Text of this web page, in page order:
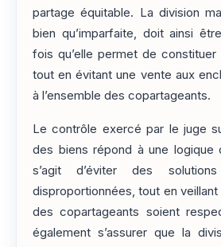
partage équitable. La division
bien qu’imparfaite, doit ainsi
fois qu’elle permet de
tout en évitant une vente aux
à l’ensemble des copartageants.
Le contrôle exercé par le juge
des biens répond à une logique
s’agit d’éviter des
disproportionnées, tout en
des copartageants soient
également s’assurer que la